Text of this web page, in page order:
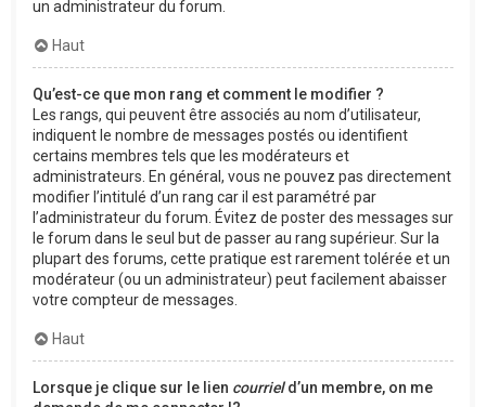
un administrateur du forum.
Haut
Qu’est-ce que mon rang et comment le modifier ?
Les rangs, qui peuvent être associés au nom d’utilisateur,
indiquent le nombre de messages postés ou identifient
certains membres tels que les modérateurs et
administrateurs. En général, vous ne pouvez pas directement
modifier l’intitulé d’un rang car il est paramétré par
l’administrateur du forum. Évitez de poster des messages sur
le forum dans le seul but de passer au rang supérieur. Sur la
plupart des forums, cette pratique est rarement tolérée et un
modérateur (ou un administrateur) peut facilement abaisser
votre compteur de messages.
Haut
Lorsque je clique sur le lien courrield’un membre, on me